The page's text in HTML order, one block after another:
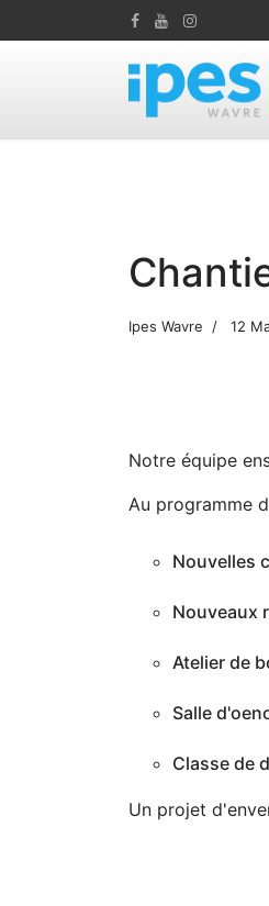
Ipes Wavre 12
Notre équipe
Au programme
Nouvelles
Nouveaux
Atelier de
Salle
Classe de
Un projet